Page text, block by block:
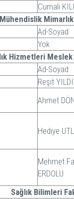
Cumali
Mühendislik
Ad-Soyad
Yok
Hizmetleri
Ad-Soyad
Reşit
Ahmet
Hediye
Mehmet
ERDOLU
Sağlık Bilimleri